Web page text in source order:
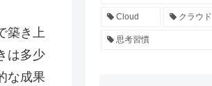
築き上
は多少
な成果
Cloud クラウド
思考習慣